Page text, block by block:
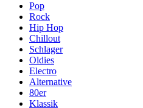
Pop
Rock
Hip Hop
Chillout
Schlager
Oldies
Electro
Alternative
80er
Klassik